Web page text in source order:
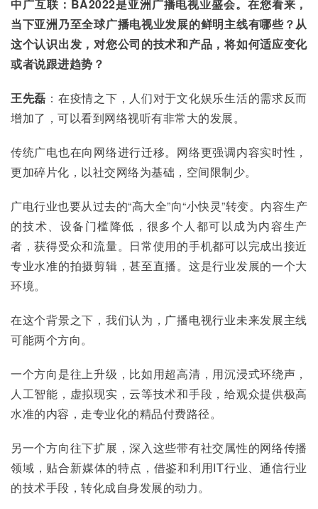
中广互联：BA2022是亚洲广播电视业盛会。在您看来，
当下亚洲乃至全球广播电视业发展的鲜明主线有哪些？从
这个认识出发，对您公司的技术和产品，将如何适应变化
或者说跟进趋势？
王先磊 ：在疫情之下，人们对于文化娱乐生活的需求反而
增加了，可以看到网络视听有非常大的发展。
传统广电也在向网络进行迁移。网络更强调内容实时性，
更加碎片化，以社交网络为基础，空间限制少。
广电行业也要从过去的“高大全”向“小快灵”转变。内容生产
的技术、设备门槛降低，很多个人都可以成为内容生产
者，获得受众和流量。日常使用的手机都可以完成出接近
专业水准的拍摄剪辑，甚至直播。这是行业发展的一个大
环境。
在这个背景之下，我们认为，广播电视行业未来发展主线
可能两个方向。
一个方向是往上升级，比如用超高清，用沉浸式环绕声，
人工智能，虚拟现实，云等技术和手段，给观众提供极高
水准的内容，走专业化的精品付费路径。
另一个方向往下扩展，深入这些带有社交属性的网络传播
领域，贴合新媒体的特点，借鉴和利用IT行业、通信行业
的技术手段，转化成自身发展的动力。